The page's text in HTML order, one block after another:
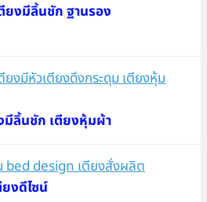
ยงมีลิ้นชัก ฐานรอง
มีลิ้นชัก เตียงหุ้มผ้า
งดีไซน์